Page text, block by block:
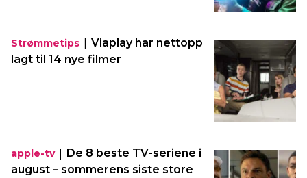
Strømmetips | Viaplay har nettopp
lagt til 14 nye filmer
apple-tv| De 8 beste TV-seriene i
august – sommerens siste store